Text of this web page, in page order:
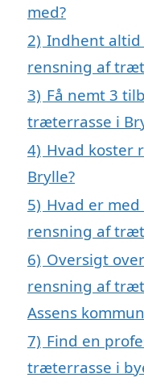
med?
2) Indhent altid
rensning af
3) Få nemt 3
træterrasse i
4) Hvad koster
Brylle?
5) Hvad er
rensning af
6) Oversigt
rensning af
Assens
7) Find en
træterrasse i